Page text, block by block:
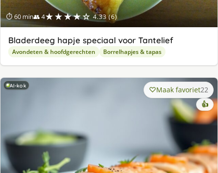
⏱ 60 min👥 4★★★★☆ 4.33 (6)
Bladerdeeg hapje speciaal voor Tantelief
Avondeten & hoofdgerechten Borrelhapjes & tapas
AI-kok Maak favoriet22
👍